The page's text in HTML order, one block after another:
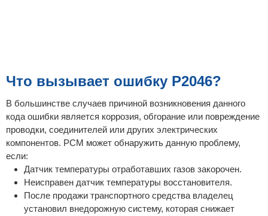
Что вызывает ошибку P2046?
В большинстве случаев причиной возникновения данного
кода ошибки является коррозия, обгорание или повреждение
проводки, соединителей или других электрических
компонентов. PCM может обнаружить данную проблему,
если:
Датчик температуры отработавших газов закорочен.
Неисправен датчик температуры восстановителя.
После продажи транспортного средства владелец
установил внедорожную систему, которая снижает